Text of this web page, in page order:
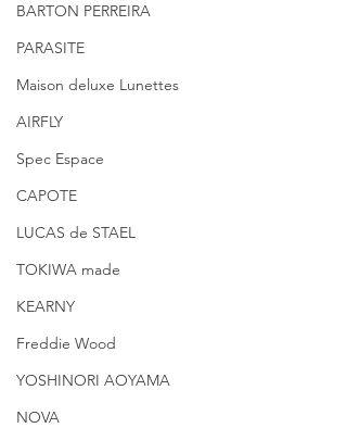
BARTON PERREIRA
PARASITE
Maison deluxe Lunettes
AIRFLY
Spec Espace
CAPOTE
LUCAS de STAEL
TOKIWA made
KEARNY
Freddie Wood
YOSHINORI AOYAMA
NOVA